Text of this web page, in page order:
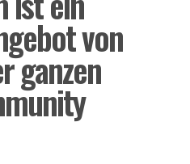
von
ganzen